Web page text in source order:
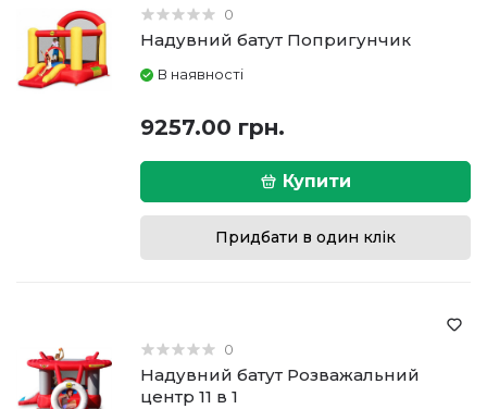
0
Надувний батут Попригунчик
В наявності
9257.00 грн.
Купити
Придбати в один клік
0
Надувний батут Розважальний
центр 11 в 1